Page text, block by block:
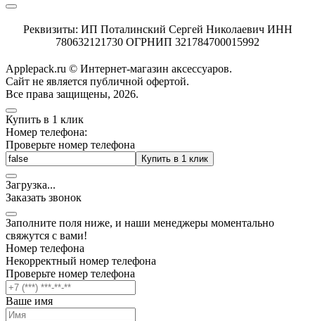
Реквизиты: ИП Поталинский Сергей Николаевич ИНН
780632121730 ОГРНИП 321784700015992
Applepack.ru © Интернет-магазин аксессуаров.
Cайт не является публичной офертой.
Все права защищены, 2026.
Купить в 1 клик
Номер телефона:
Проверьте номер телефона
Купить в 1 клик
Загрузка...
Заказать звонок
Заполните поля ниже, и наши менеджеры моментально
свяжутся с вами!
Номер телефона
Некорректный номер телефона
Проверьте номер телефона
Ваше имя